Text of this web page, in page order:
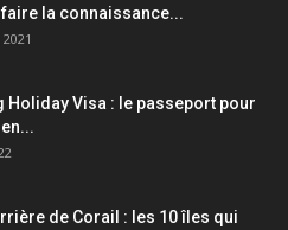
la connaissance...
Holiday Visa : le passeport pour
de Corail : les 10 îles qui